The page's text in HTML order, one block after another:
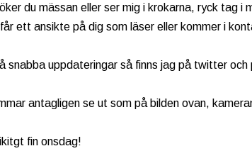
du mässan eller ser mig i krokarna, ryck tag i
ett ansikte på dig som läser eller kommer i
snabba uppdateringar så finns jag på twitter
antagligen se ut som på bilden ovan,
fin onsdag!